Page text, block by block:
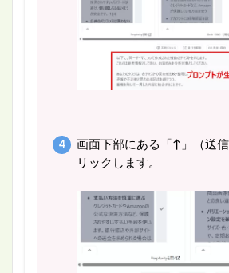
画面下部にある「↑」（送
リックします。